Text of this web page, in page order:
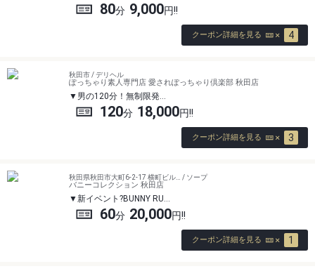
80 9,000
クーポン詳細を見る 4
秋田市 / デリヘル
ぽっちゃり素人専門店 愛されぽっちゃり倶楽部 秋田店
男の120分！無制限発…
120 18,000
クーポン詳細を見る 3
秋田県秋田市大町6-2-17 横町ビル… / ソープ
バニーコレクション 秋田店
新イベント?BUNNY RU…
60 20,000
クーポン詳細を見る 1